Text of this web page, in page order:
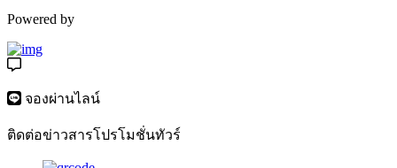
Powered by
จองผ่านไลน์
ติดต่อข่าวสารโปรโมชั่นทัวร์